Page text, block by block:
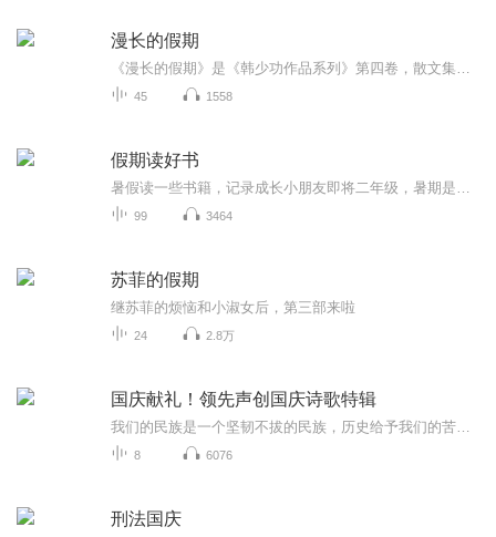
漫长的假期
45 1558
假期读好书
99 3464
苏菲的假期
继苏菲的烦恼和小淑女后，第三部来啦
24 2.8万
国庆献礼！领先声创国庆诗歌特辑
8 6076
刑法国庆